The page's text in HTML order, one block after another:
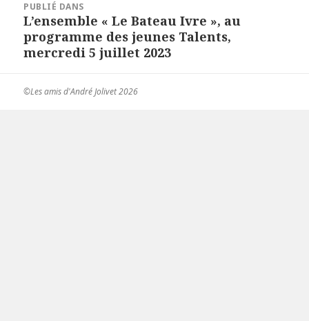
PUBLIÉ DANS
L’ensemble « Le Bateau Ivre », au
programme des jeunes Talents,
mercredi 5 juillet 2023
©Les amis d'André Jolivet 2026